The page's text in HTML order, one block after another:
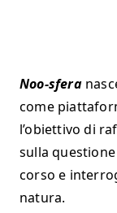
Noo-sfera
come
l’obiettivo di
sulla
corso e
natura.